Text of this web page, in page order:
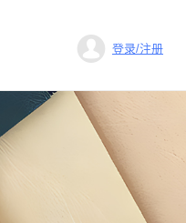
登录/注册